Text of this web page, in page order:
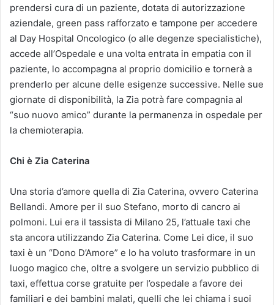
prendersi cura di un paziente, dotata di autorizzazione
aziendale, green pass rafforzato e tampone per accedere
al Day Hospital Oncologico (o alle degenze specialistiche),
accede all’Ospedale e una volta entrata in empatia con il
paziente, lo accompagna al proprio domicilio e tornerà a
prenderlo per alcune delle esigenze successive. Nelle sue
giornate di disponibilità, la Zia potrà fare compagnia al
“suo nuovo amico” durante la permanenza in ospedale per
la chemioterapia.
Chi è Zia Caterina
Una storia d’amore quella di Zia Caterina, ovvero Caterina
Bellandi. Amore per il suo Stefano, morto di cancro ai
polmoni. Lui era il tassista di Milano 25, l’attuale taxi che
sta ancora utilizzando Zia Caterina. Come Lei dice, il suo
taxi è un “Dono D’Amore” e lo ha voluto trasformare in un
luogo magico che, oltre a svolgere un servizio pubblico di
taxi, effettua corse gratuite per l’ospedale a favore dei
familiari e dei bambini malati, quelli che lei chiama i suoi